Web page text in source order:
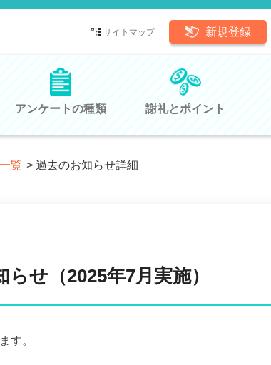
サイトマップ 新規登録
アンケートの種類 謝礼とポイント
覧 > 過去のお知らせ詳細
せ（2025年7月実施）
す。